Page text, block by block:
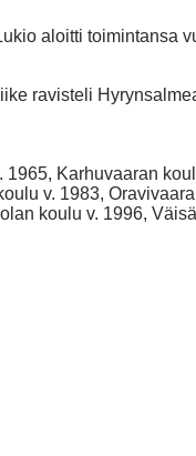
aloitti toimintansa
ravisteli
Karhuvaaran
v. 1983,
koulu v. 1996,